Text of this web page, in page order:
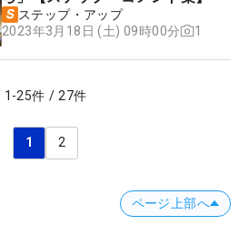
ステップ・アップ
2023年3月18日 (土) 09時00分
1
1 -25件 / 27件
1 2
ページ上部へ